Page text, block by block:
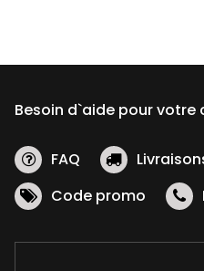
Besoin d`aide pour votre
FAQ
Code promo